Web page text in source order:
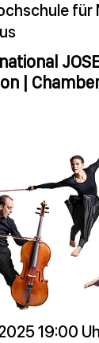
für
|
19:00